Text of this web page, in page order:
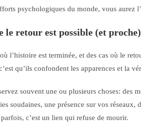
psychologiques du monde, vous aurez
le retour est possible (et proche)
l’histoire est terminée, et des cas où le
qu’ils confondent les apparences et la
souvent une ou plusieurs choses: des
soudaines, une présence sur vos réseaux,
c’est un lien qui refuse de mourir.